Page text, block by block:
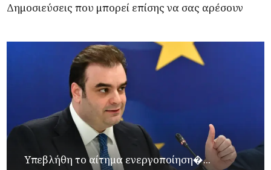
Δημοσιεύσεις που μπορεί επίσης να σας αρέσουν
Υπεβλήθη το αίτημα ενεργοποίηση�...